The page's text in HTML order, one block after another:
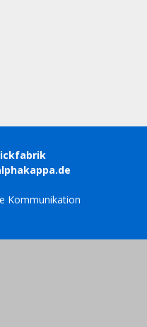
Kommunikation